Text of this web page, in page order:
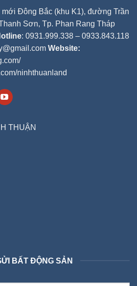
Đông Bắc (khu K1), đường Trần
Sơn, Tp. Phan Rang Tháp
: 0931.999.338 – 0933.843.118
Website:
ninhthuanland
THUẬN
BẤT ĐỘNG SẢN